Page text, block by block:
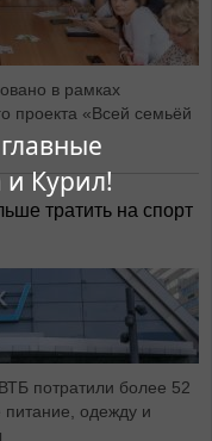
и Курил!
в рамках
проекта «Всей семьёй
тратить на спорт
потратили более 52
одежду и